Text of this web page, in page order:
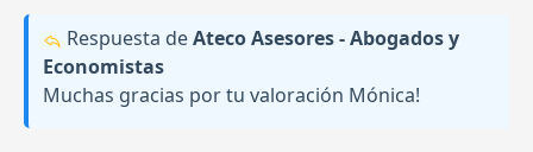
Respuesta deAteco Asesores - Abogados y
Economistas
Muchas gracias por tu valoración Mónica!